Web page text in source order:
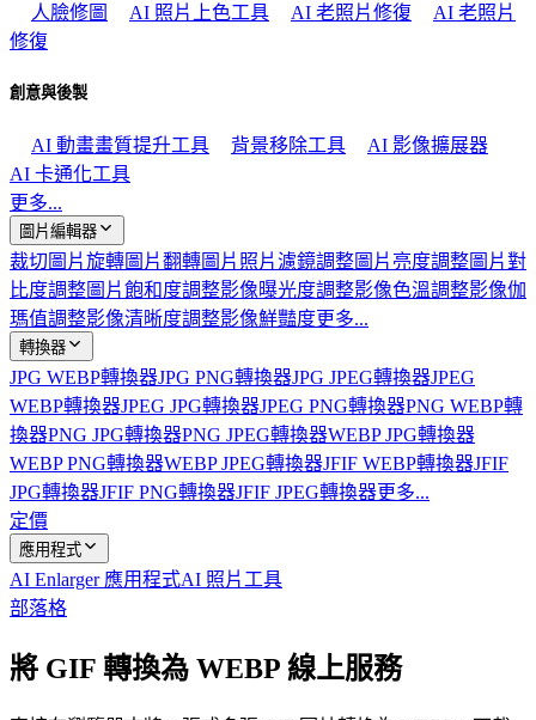
人臉修圖 AI 照片上色工具 AI 老照片修復
AI 老照片
修復
創意與後製
AI 動畫畫質提升工具 背景移除工具
AI 影像擴展器
AI 卡通化工具
更多...
圖片編輯器
裁切圖片旋轉圖片翻轉圖片 照片濾鏡調整圖片亮度調整圖片對
比度調整圖片飽和度調整影像曝光度調整影像色溫調整影像伽
瑪值調整影像清晰度調整影像鮮豔度更多...
轉換器
JPG WEBP轉換器JPG PNG轉換器JPG JPEG轉換器JPEG
WEBP轉換器JPEG JPG轉換器JPEG PNG轉換器PNG WEBP轉
換器PNG JPG轉換器PNG JPEG轉換器WEBP JPG轉換器
WEBP PNG轉換器WEBP JPEG轉換器JFIF WEBP轉換器JFIF
JPG轉換器JFIF PNG轉換器JFIF JPEG轉換器更多...
定價
應用程式
AI Enlarger 應用程式AI 照片工具
部落格
將 GIF 轉換為 WEBP 線上服務